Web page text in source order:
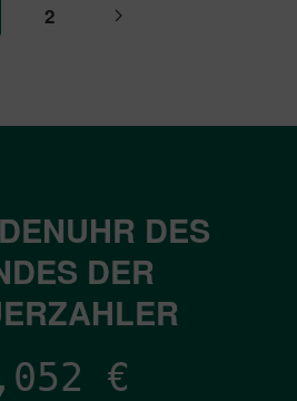
2
DES
DER
€